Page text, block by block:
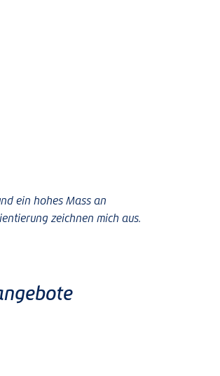
ein hohes Mass an
zeichnen mich aus.